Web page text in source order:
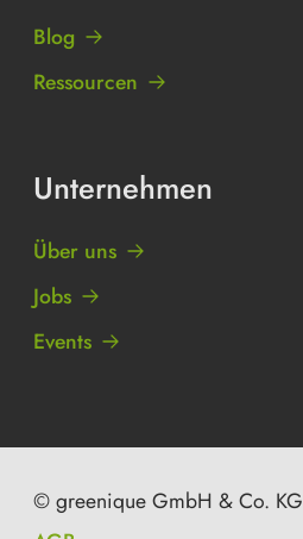
Blog
Ressourcen
Unternehmen
Über uns
Jobs
Events
© greenique GmbH & Co. KG